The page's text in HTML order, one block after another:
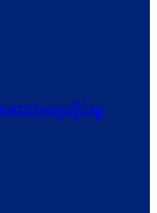
ာက်ရေးဆိုင်ရာ